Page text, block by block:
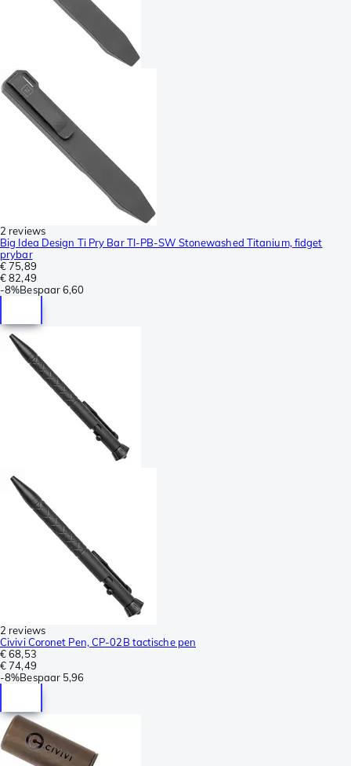
2 reviews
Big Idea Design Ti Pry Bar TI-PB-SW Stonewashed Titanium, fidget
prybar
€ 75,89
€ 82,49
-8%Bespaar6,60
2 reviews
Civivi Coronet Pen, CP-02B tactische pen
€ 68,53
€ 74,49
-8%Bespaar 5,96